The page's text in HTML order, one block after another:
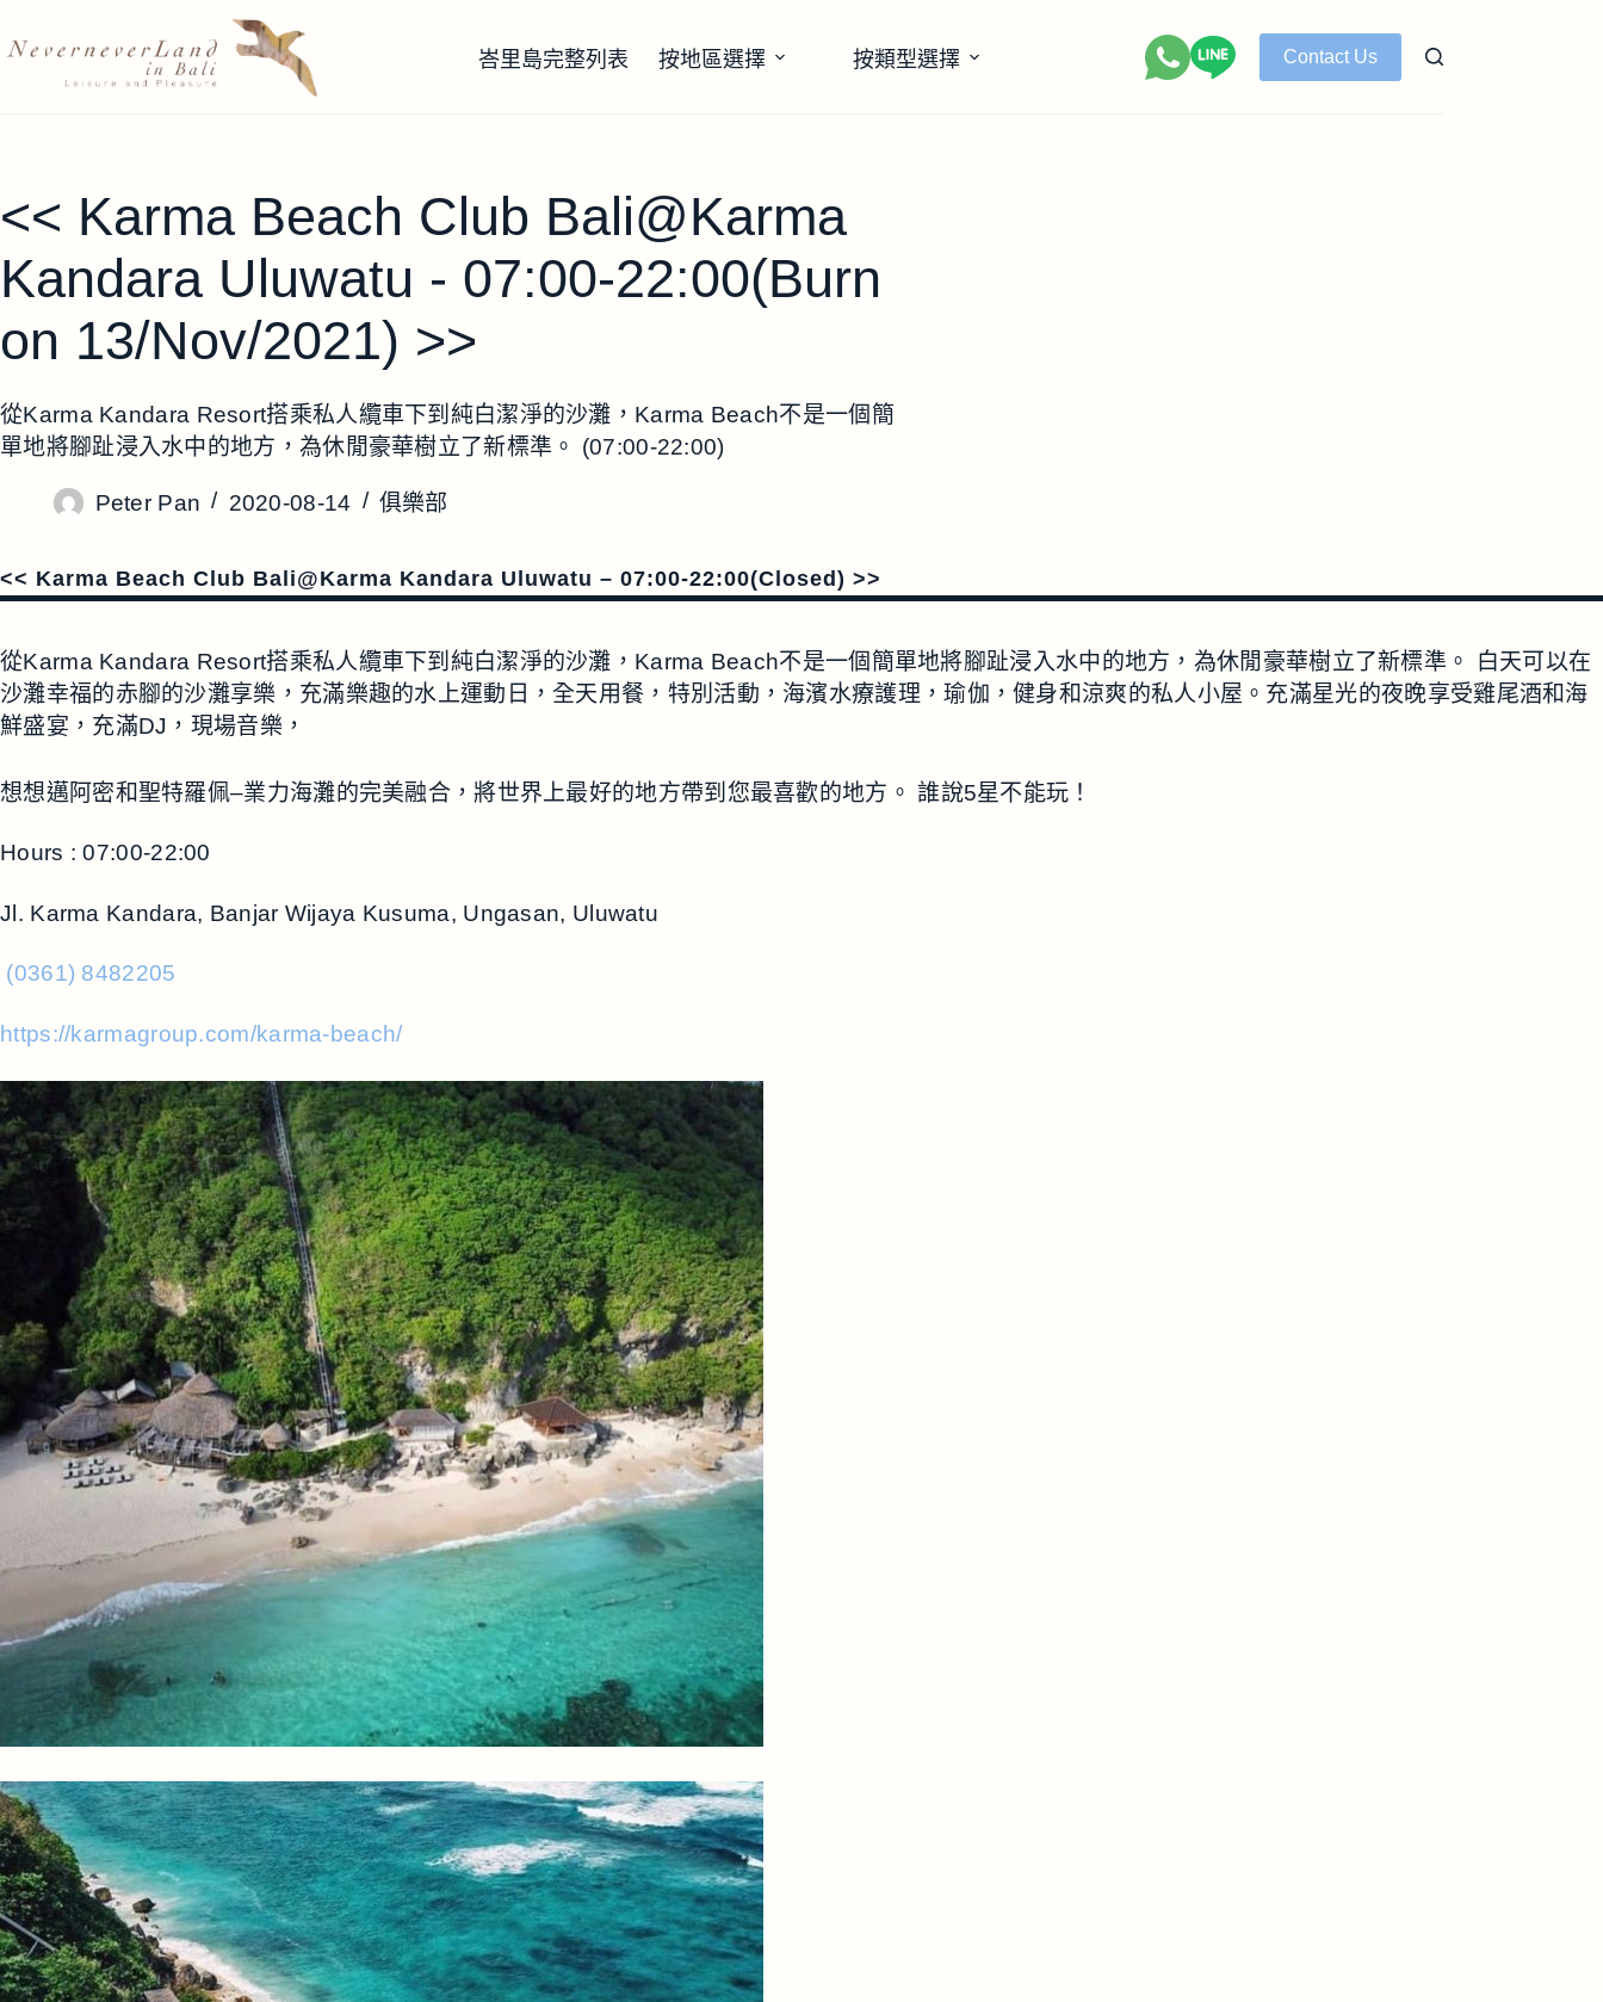
至
峇里島完整列表 按地區選擇 按類型選擇 Contact Us
<< Karma Beach Club Bali@Karma
Kandara Uluwatu - 07:00-22:00(Burn
on 13/Nov/2021) >>
從Karma Kandara Resort搭乘私人纜車下到純白潔淨的沙灘，Karma Beach不是一個簡
單地將腳趾浸入水中的地方，為休閒豪華樹立了新標準。 (07:00-22:00)
Peter Pan 2020-08-14 俱樂部
<< Karma Beach Club Bali@Karma Kandara Uluwatu – 07:00-22:00(Closed) >>
從Karma Kandara Resort搭乘私人纜車下到純白潔淨的沙灘，Karma Beach不是一個簡單地將腳趾浸入水中的地方，為休閒豪華樹立了新標準。 白天可以在
沙灘幸福的赤腳的沙灘享樂，充滿樂趣的水上運動日，全天用餐，特別活動，海濱水療護理，瑜伽，健身和涼爽的私人小屋。充滿星光的夜晚享受雞尾酒和海
鮮盛宴，充滿DJ，現場音樂，
想想邁阿密和聖特羅佩–業力海灘的完美融合，將世界上最好的地方帶到您最喜歡的地方。 誰說5星不能玩！
Hours : 07:00-22:00
Jl. Karma Kandara, Banjar Wijaya Kusuma, Ungasan, Uluwatu
(0361) 8482205
https://karmagroup.com/karma-beach/